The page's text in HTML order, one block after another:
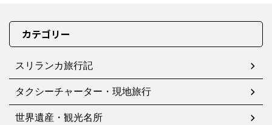
カテゴリー
スリランカ旅行記
タクシーチャーター・現地旅行
世界遺産・観光名所